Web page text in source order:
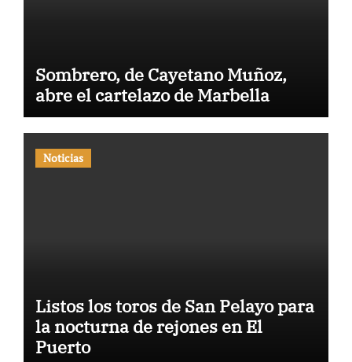
Sombrero, de Cayetano Muñoz,
abre el cartelazo de Marbella
Noticias
Listos los toros de San Pelayo para
la nocturna de rejones en El
Puerto